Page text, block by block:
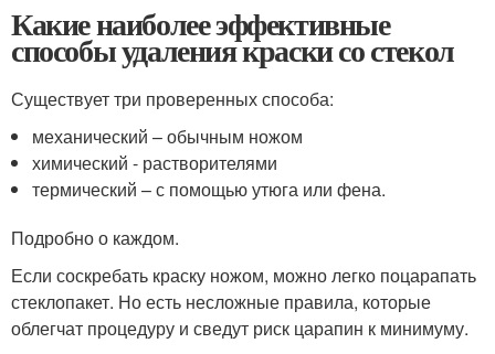
Какие наиболее эффективные
способы удаления краски со стекол
Существует три проверенных способа:
механический – обычным ножом
химический - растворителями
термический – с помощью утюга или фена.
Подробно о каждом.
Если соскребать краску ножом, можно легко поцарапать
стеклопакет. Но есть несложные правила, которые
облегчат процедуру и сведут риск царапин к минимуму.